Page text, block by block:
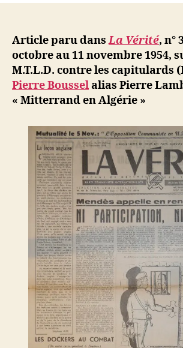
Article paru dansLa Vérité, n°
octobre au 11 novembre 1954,
M.T.L.D. contre les capitulards
Pierre Bousselalias Pierre
« Mitterrand en Algérie »